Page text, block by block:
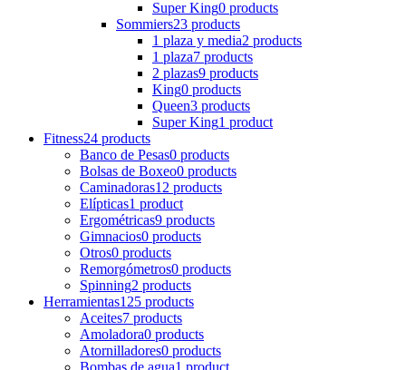
Super King0 products
Sommiers23 products
1 plaza y media2 products
1 plaza7 products
2 plazas9 products
King0 products
Queen3 products
Super King1 product
Fitness24 products
Banco de Pesas0 products
Bolsas de Boxeo0 products
Caminadoras12 products
Elípticas1 product
Ergométricas9 products
Gimnacios0 products
Otros0 products
Remorgómetros0 products
Spinning2 products
Herramientas125 products
Aceites7 products
Amoladora0 products
Atornilladores0 products
Bombas de agua1 product